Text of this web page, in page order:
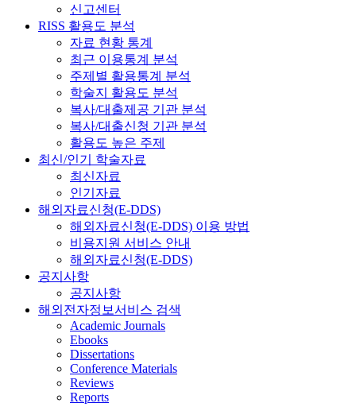
신고센터
RISS 활용도 분석
자료 현황 통계
최근 이용통계 분석
주제별 활용통계 분석
학술지 활용도 분석
복사/대출제공 기관 분석
복사/대출신청 기관 분석
활용도 높은 주제
최신/인기 학술자료
최신자료
인기자료
해외자료신청(E-DDS)
해외자료신청(E-DDS) 이용 방법
비용지원 서비스 안내
해외자료신청(E-DDS)
공지사항
공지사항
해외전자정보서비스 검색
Academic Journals
Ebooks
Dissertations
Conference Materials
Reviews
Reports